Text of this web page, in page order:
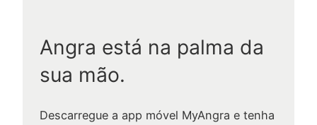
Angra está na palma da
sua mão.
Descarregue a app móvel MyAngra e tenha